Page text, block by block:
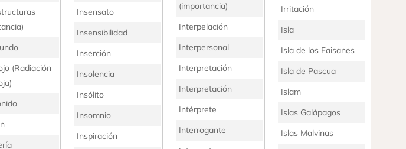
(Radiación
Insensato
Insensibilidad
Inserción
Insolencia
Insólito
Insomnio
Inspiración
(importancia)
Interpelación
Interpersonal
Interpretación
Interpretación
Intérprete
Interrogante
Irritación
Isla
Isla de los Faisanes
Isla de Pascua
Islam
Islas Galápagos
Islas Malvinas